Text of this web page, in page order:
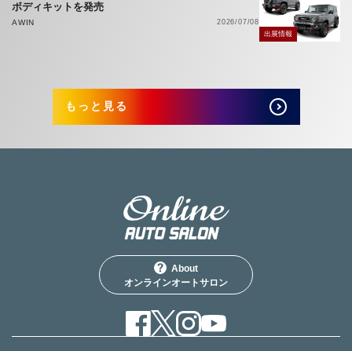
ボディキットを発売
AWIN
2026/07/08
出展情報
もっと見る
About
オンラインオートサロン